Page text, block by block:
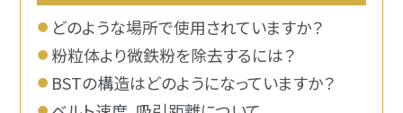
どのような場所で使用されていますか？
粉粒体より微鉄粉を除去するには？
BSTの構造はどのようになっていますか？